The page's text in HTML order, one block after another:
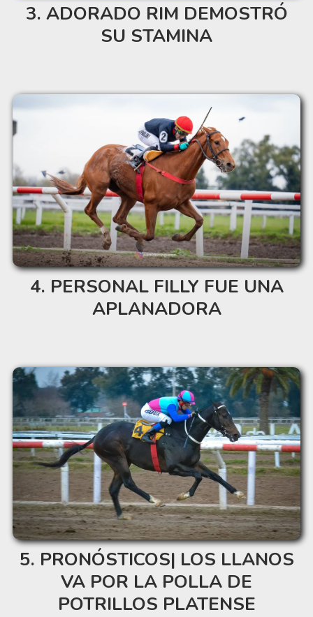
ADORADO RIM DEMOSTRÓ
SU STAMINA
PERSONAL FILLY FUE UNA
APLANADORA
PRONÓSTICOS| LOS LLANOS
VA POR LA POLLA DE
POTRILLOS PLATENSE